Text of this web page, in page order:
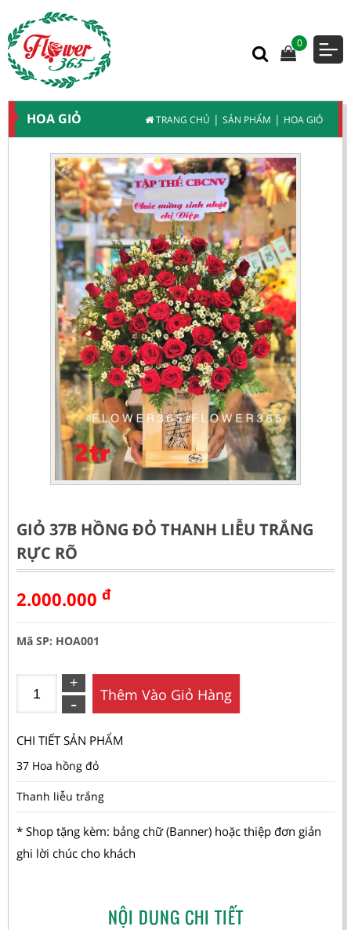
0
HOA GIỎ TRANG CHỦ | SẢN PHẨM | HOA GIỎ
GIỎ 37B HỒNG ĐỎ THANH LIỄU TRẮNG
RỰC RÕ
2.000.000 đ
Mã SP: HOA001
Thêm Vào Giỏ Hàng
CHI TIẾT SẢN PHẨM
37 Hoa hồng đỏ
Thanh liễu trắng
* Shop tặng kèm: bảng chữ (Banner) hoặc thiệp đơn giản
ghi lời chúc cho khách
NỘI DUNG CHI TIẾT